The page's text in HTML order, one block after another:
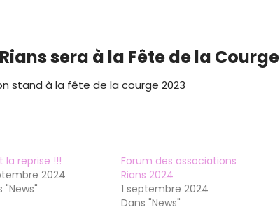
sera à la Fête de la Courge
stand à la fête de la courge 2023
la reprise !!!
2024
"News"
Forum des associations
Rians 2024
1 septembre 2024
Dans "News"